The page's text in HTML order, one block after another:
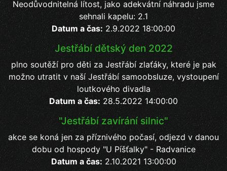
Neodůvodnitelná lítost, jako adekvátní náhradu jsme
sehnali kapelu: 2.1
Datum a čas: 2.9.2022 18:00:00
Jestřábí dětský den 2022
plno soutěží pro děti za Jestřábí zlaťáky, které je pak
možno utratit v naší Jestřábí samoobsluze, vystoupení
loutkového divadla
Datum a čas: 28.5.2022 14:00:00
"Jestřábí zavírání silnic"
akce se koná jen za příznivého počasí, odjezd v danou
dobu od hospody "U Píšťalky" - Radvanice
Datum a čas: 2.10.2021 13:00:00